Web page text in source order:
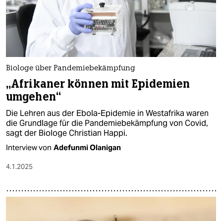
Biologe über Pandemiebekämpfung
„Afrikaner können mit Epidemien
umgehen“
Die Lehren aus der Ebola-Epidemie in Westafrika waren
die Grundlage für die Pandemiebekämpfung von Covid,
sagt der Biologe Christian Happi.
Interview von Adefunmi Olanigan
4.1.2025